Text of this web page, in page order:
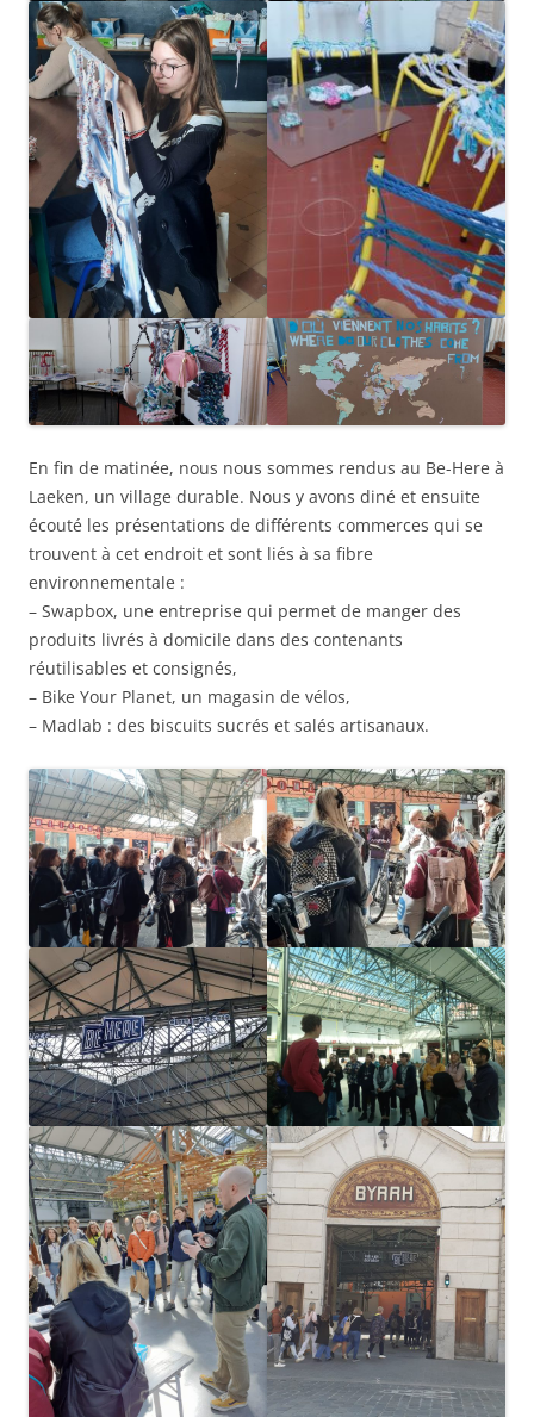
En fin de matinée, nous nous sommes rendus au Be-Here à
Laeken, un village durable. Nous y avons diné et ensuite
écouté les présentations de différents commerces qui se
trouvent à cet endroit et sont liés à sa fibre
environnementale :
– Swapbox, une entreprise qui permet de manger des
produits livrés à domicile dans des contenants
réutilisables et consignés,
– Bike Your Planet, un magasin de vélos,
– Madlab : des biscuits sucrés et salés artisanaux.